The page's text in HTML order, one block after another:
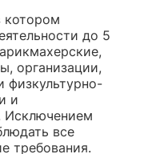
котором
до 5
организации,
физкультурно-
и
Исключением
все
требования.